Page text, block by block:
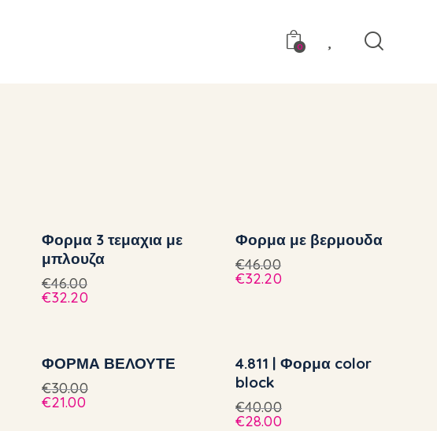
0
Φορμα 3 τεμαχια με
μπλουζα
€46.00
€32.20
Φορμα με βερμουδα
€46.00
€32.20
ΦΟΡΜΑ ΒΕΛΟΥΤΕ
€30.00
€21.00
4.811 | Φορμα color
block
€40.00
€28.00